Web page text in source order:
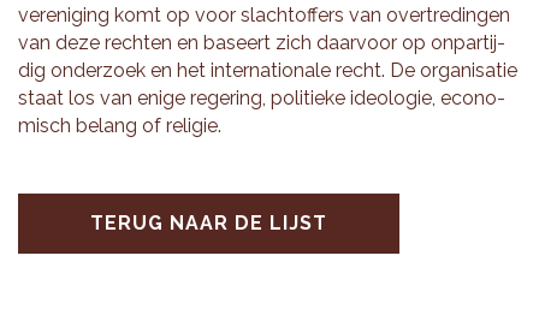
ver­e­ni­ging komt op voor slacht­of­fers van over­tre­din­gen
van deze rech­ten en ba­seert zich daar­voor op on­par­tij­
dig on­der­zoek en het in­ter­na­ti­o­na­le recht. De or­ga­ni­sa­tie
staat los van enige re­ge­ring, po­li­tie­ke ide­o­lo­gie, eco­no­
misch be­lang of re­li­gie.
TERUG NAAR DE LIJST